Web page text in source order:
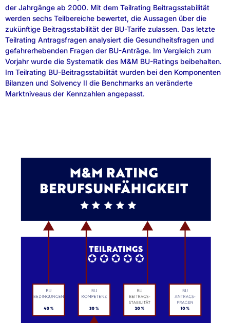
der Jahrgänge ab 2000. Mit dem Teilrating Beitragsstabilität
werden sechs Teilbereiche bewertet, die Aussagen über die
zukünftige Beitragsstabilität der BU-Tarife zulassen. Das letzte
Teilrating Antragsfragen analysiert die Gesundheitsfragen und
gefahrerhebenden Fragen der BU-Anträge. Im Vergleich zum
Vorjahr wurde die Systematik des M&M BU-Ratings beibehalten.
Im Teilrating BU-Beitragsstabilität wurden bei den Komponenten
Bilanzen und Solvency II die Benchmarks an veränderte
Marktniveaus der Kennzahlen angepasst.